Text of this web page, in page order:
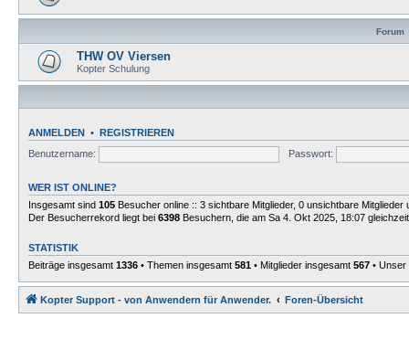
Forum
THW OV Viersen
Kopter Schulung
ANMELDEN • REGISTRIEREN
Benutzername:
Passwort:
WER IST ONLINE?
Insgesamt sind 105 Besucher online :: 3 sichtbare Mitglieder, 0 unsichtbare
Der Besucherrekord liegt bei 6398 Besuchern, die am Sa 4. Okt 2025, 18:07
STATISTIK
Beiträge insgesamt 1336 • Themen insgesamt 581 • Mitglieder insgesamt 567 • Unser
Kopter Support - von Anwendern für Anwender. Foren-Übersicht